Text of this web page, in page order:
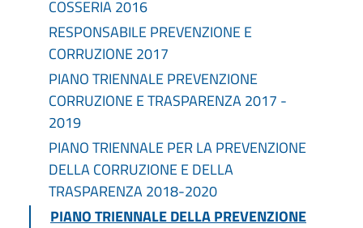
COSSERIA 2016
RESPONSABILE PREVENZIONE E
CORRUZIONE 2017
PIANO TRIENNALE PREVENZIONE
CORRUZIONE E TRASPARENZA 2017 -
2019
PIANO TRIENNALE PER LA PREVENZIONE
DELLA CORRUZIONE E DELLA
TRASPARENZA 2018-2020
PIANO TRIENNALE DELLA PREVENZIONE